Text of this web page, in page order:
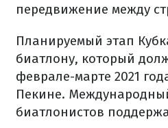
передвижение между
Планируемый этап
биатлону, который
феврале-марте 2021
Пекине.
биатлонистов